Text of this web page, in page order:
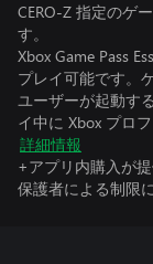
CERO-Z 指定のゲ
す。
Xbox Game Pass
プレイ可能です。
ユーザーが起動す
イ中に Xbox プロ
詳細情報
+アプリ内購入が提
保護者による制限